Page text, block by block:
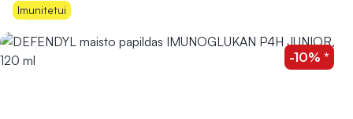
Imunitetui
-10% *